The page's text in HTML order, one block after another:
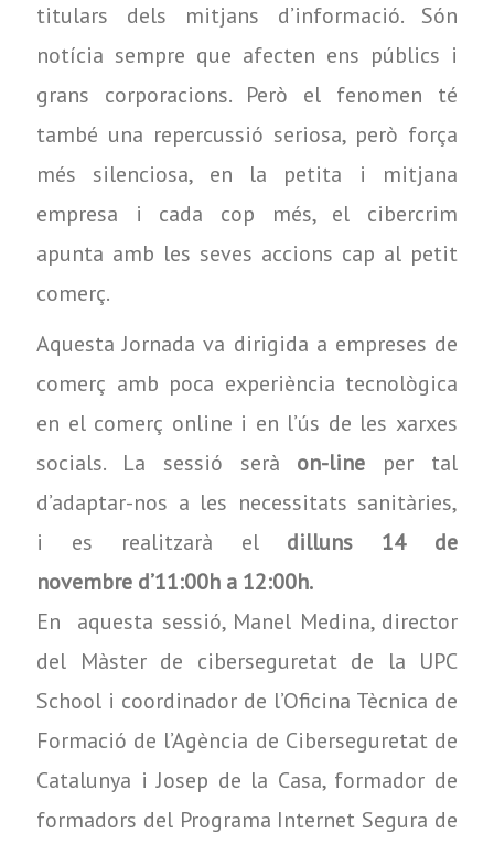
titulars dels mitjans d’informació. Són
notícia sempre que afecten ens públics i
grans corporacions. Però el fenomen té
també una repercussió seriosa, però força
més silenciosa, en la petita i mitjana
empresa i cada cop més, el cibercrim
apunta amb les seves accions cap al petit
comerç.
Aquesta Jornada va dirigida a empreses de
comerç amb poca experiència tecnològica
en el comerç online i en l’ús de les xarxes
socials. La sessió serà on-line per tal
d’adaptar-nos a les necessitats sanitàries,
i es realitzarà el dilluns 14 de
novembre d’11:00h a 12:00h.
En aquesta sessió, Manel Medina, director
del Màster de ciberseguretat de la UPC
School i coordinador de l’Oficina Tècnica de
Formació de l’Agència de Ciberseguretat de
Catalunya i Josep de la Casa, formador de
formadors del Programa Internet Segura de